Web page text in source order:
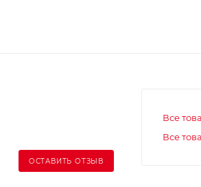
ОСТАВИТЬ ОТЗЫВ
Все
Все